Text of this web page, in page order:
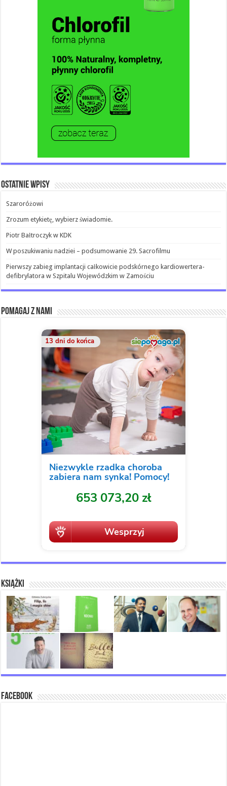
Ostatnie wpisy
Szaroróżowi
Zrozum etykietę, wybierz świadomie.
Piotr Bałtroczyk w KDK
W poszukiwaniu nadziei – podsumowanie 29. Sacrofilmu
Pierwszy zabieg implantacji całkowicie podskórnego kardiowertera-
defibrylatora w Szpitalu Wojewódzkim w Zamościu
Pomagaj z nami
Książki
Facebook